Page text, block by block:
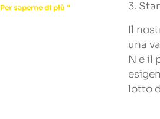
Per saperne di più "
3.
Il
una
N e il
lotto